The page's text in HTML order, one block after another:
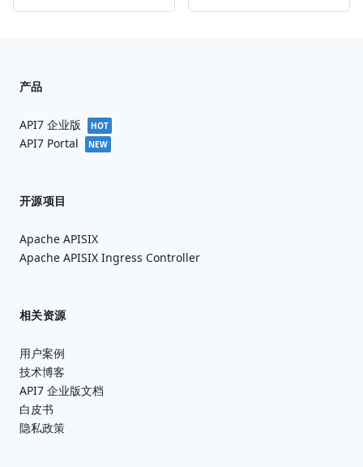
产品
API7 企业版 HOT
API7 Portal NEW
开源项目
Apache APISIX
Apache APISIX Ingress Controller
相关资源
用户案例
技术博客
API7 企业版文档
白皮书
隐私政策